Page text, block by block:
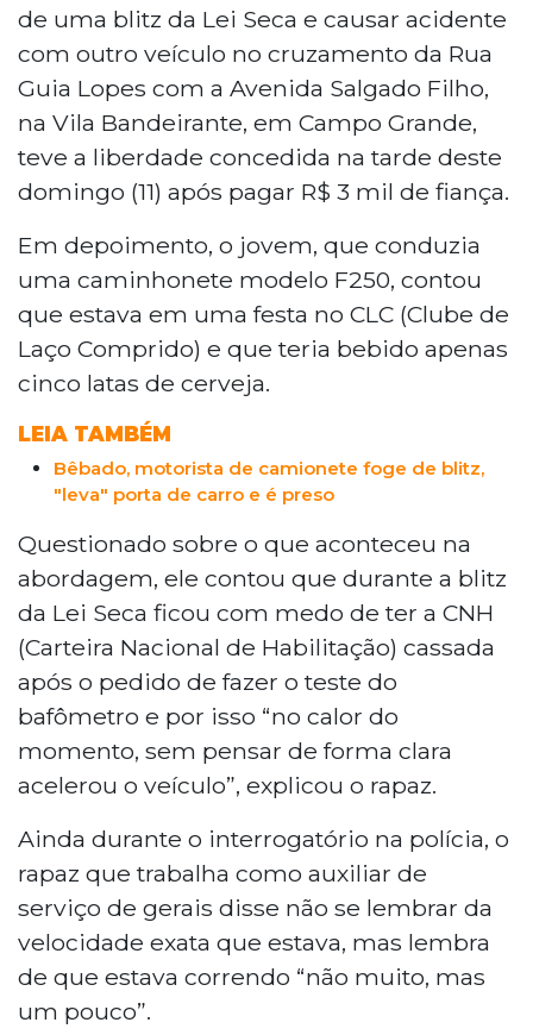
de uma blitz da Lei Seca e causar acidente
com outro veículo no cruzamento da Rua
Guia Lopes com a Avenida Salgado Filho,
na Vila Bandeirante, em Campo Grande,
teve a liberdade concedida na tarde deste
domingo (11) após pagar R$ 3 mil de fiança.
Em depoimento, o jovem, que conduzia
uma caminhonete modelo F250, contou
que estava em uma festa no CLC (Clube de
Laço Comprido) e que teria bebido apenas
cinco latas de cerveja.
LEIA TAMBÉM
Bêbado, motorista de camionete foge de blitz,
"leva" porta de carro e é preso
Questionado sobre o que aconteceu na
abordagem, ele contou que durante a blitz
da Lei Seca ficou com medo de ter a CNH
(Carteira Nacional de Habilitação) cassada
após o pedido de fazer o teste do
bafômetro e por isso “no calor do
momento, sem pensar de forma clara
acelerou o veículo”, explicou o rapaz.
Ainda durante o interrogatório na polícia, o
rapaz que trabalha como auxiliar de
serviço de gerais disse não se lembrar da
velocidade exata que estava, mas lembra
de que estava correndo “não muito, mas
um pouco”.